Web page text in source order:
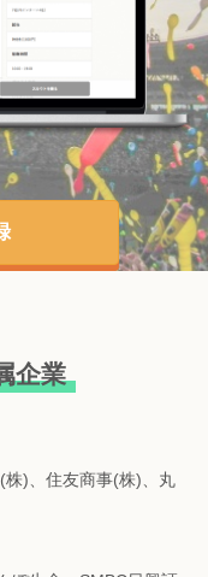
企業
)、住友商事(株)、丸